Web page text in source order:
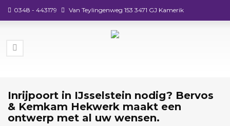
0348 - 443179 Van Teylingenweg 153 3471 GJ Kamerik
Inrijpoort in IJsselstein nodig? Bervos
& Kemkam Hekwerk maakt een
ontwerp met al uw wensen.